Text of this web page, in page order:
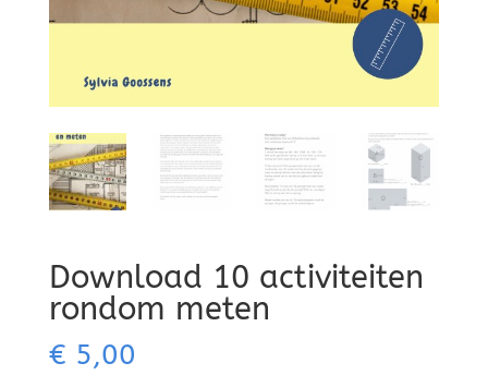
Download 10 activiteiten
rondom meten
€ 5,00